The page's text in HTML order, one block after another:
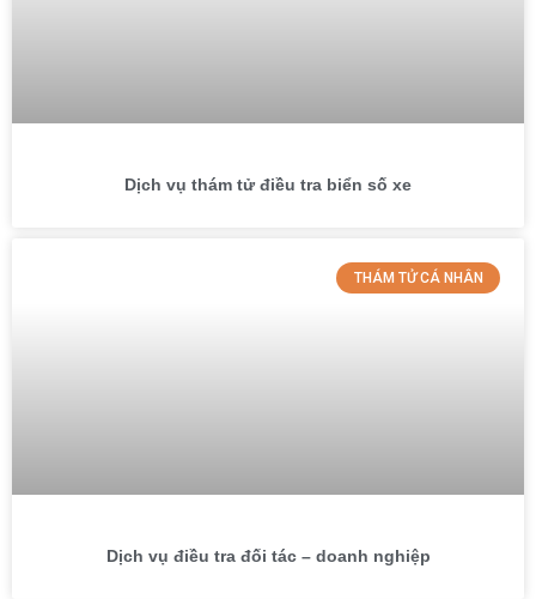
Dịch vụ thám tử điều tra biển số xe
THÁM TỬ CÁ NHÂN
Dịch vụ điều tra đối tác – doanh nghiệp